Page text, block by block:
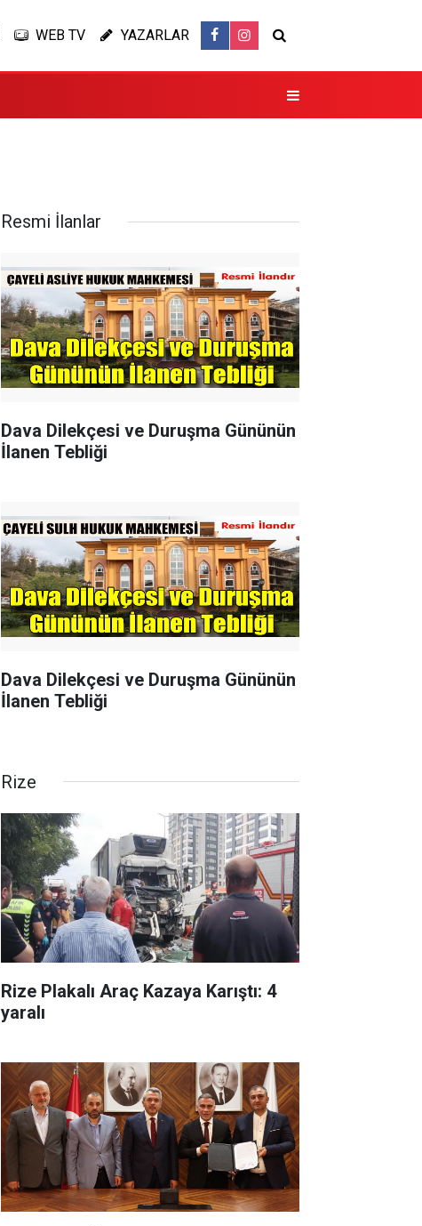
WEB TV YAZARLAR
Resmi İlanlar
Dava Dilekçesi ve Duruşma Gününün
İlanen Tebliği
Dava Dilekçesi ve Duruşma Gününün
İlanen Tebliği
Rize
Rize Plakalı Araç Kazaya Karıştı: 4
yaralı